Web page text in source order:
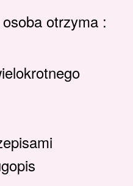
otrzyma :